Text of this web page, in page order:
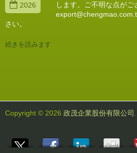
2026
します。ご不明な点がご
さい。
続きを読みます
Copyright © 2026 政茂企業股份有限公司